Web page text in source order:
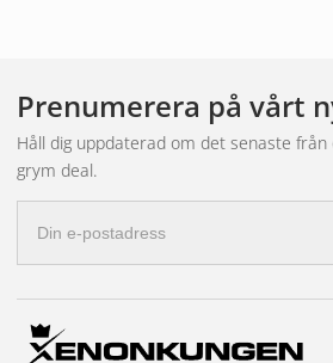
Prenumerera på vårt
Håll dig uppdaterad om det senaste
grym deal.
postadress